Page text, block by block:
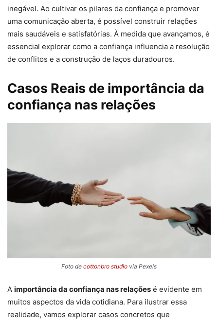
inegável. Ao cultivar os pilares da confiança e promover
uma comunicação aberta, é possível construir relações
mais saudáveis e satisfatórias. À medida que avançamos, é
essencial explorar como a confiança influencia a resolução
de conflitos e a construção de laços duradouros.
Casos Reais de importância da
confiança nas relações
Foto de cottonbro studio via Pexels
A importância da confiança nas relações é evidente em
muitos aspectos da vida cotidiana. Para ilustrar essa
realidade, vamos explorar casos concretos que